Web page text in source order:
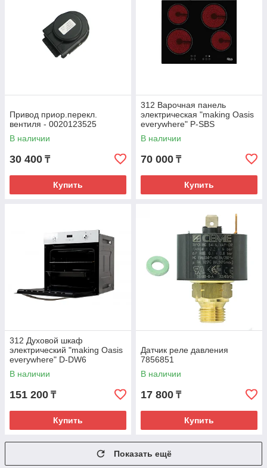
Привод приор.перекл.
вентиля - 0020123525
В наличии
30 400 ₸
Купить
312 Варочная панель
электрическая "making Oasis
everywhere" P-SBS
В наличии
70 000 ₸
Купить
312 Духовой шкаф
электрический "making Oasis
everywhere" D-DW6
В наличии
151 200 ₸
Купить
Датчик реле давления
7856851
В наличии
17 800 ₸
Купить
Показать ещё